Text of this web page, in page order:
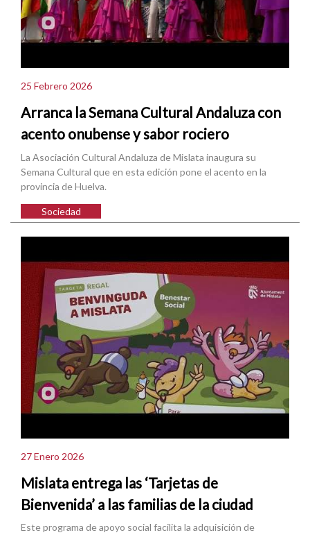
25 Febrero 2026
Arranca la Semana Cultural Andaluza con
acento onubense y sabor rociero
La Asociación Cultural Andaluza de Mislata inaugura su
Semana Cultural que en esta edición pone el acento en la
provincia de Huelva.
Sociedad
27 Enero 2026
Mislata entrega las ‘Tarjetas de
Bienvenida’ a las familias de la ciudad
Este programa de apoyo social facilita la adquisición de